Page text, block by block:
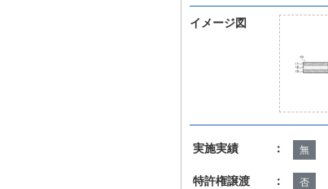
イメージ図
実施実績 ： 無
特許権譲渡 ： 否